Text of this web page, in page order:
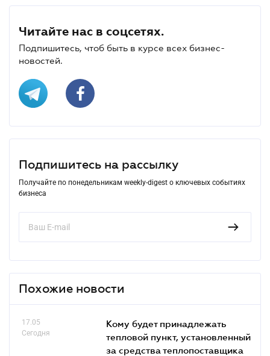
Читайте нас в соцсетях.
Подпишитесь, чтоб быть в курсе всех бизнес-
новостей.
Подпишитесь на рассылку
Получайте по понедельникам weekly-digest о ключевых событиях
бизнеса
Похожие новости
17.05
Сегодня
Кому будет принадлежать
тепловой пункт, установленный
за средства теплопоставщика